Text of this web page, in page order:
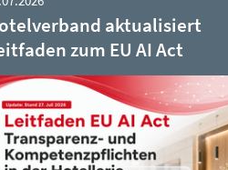
aktualisiert
zum EU AI Act